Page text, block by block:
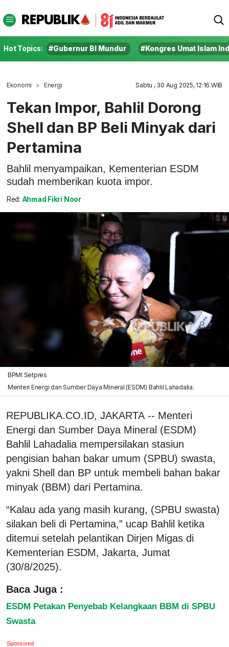
Hot Topics: #Gubernur BI Mundur #Kongres Umat Islam
Ekonomi Energi Sabtu , 30 Aug 2025, 12:16 WIB
Tekan Impor, Bahlil Dorong
Shell dan BP Beli Minyak dari
Pertamina
Bahlil menyampaikan, Kementerian ESDM
sudah memberikan kuota impor.
Red: Ahmad Fikri Noor
BPMI Setpres
Menteri Energi dan Sumber Daya Mineral (ESDM) Bahlil Lahadalia.
REPUBLIKA.CO.ID, JAKARTA -- Menteri
Energi dan Sumber Daya Mineral (ESDM)
Bahlil Lahadalia mempersilakan stasiun
pengisian bahan bakar umum (SPBU) swasta,
yakni Shell dan BP untuk membeli bahan bakar
minyak (BBM) dari Pertamina.
“Kalau ada yang masih kurang, (SPBU swasta)
silakan beli di Pertamina,” ucap Bahlil ketika
ditemui setelah pelantikan Dirjen Migas di
Kementerian ESDM, Jakarta, Jumat
(30/8/2025).
Baca Juga :
ESDM Petakan Penyebab Kelangkaan BBM di SPBU
Swasta
Sponsored